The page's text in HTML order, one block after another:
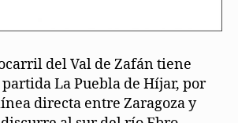
del Val de Zafán tiene
La Puebla de Híjar, por
directa entre Zaragoza y